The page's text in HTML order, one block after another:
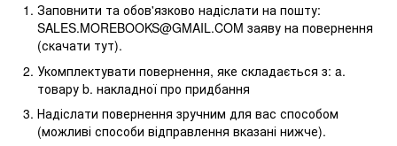
Заповнити та обов'язково надіслати на пошту:
SALES.MOREBOOKS@GMAIL.COM заяву на повернення
(скачати тут).
Укомплектувати повернення, яке складається з: a.
товару b. накладної про придбання
Надіслати повернення зручним для вас способом
(можливі способи відправлення вказані нижче).